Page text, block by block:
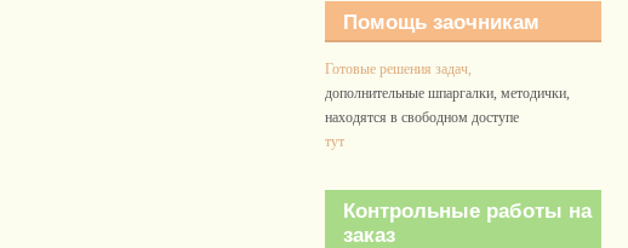
Помощь заочникам
Готовые решения задач,
дополнительные шпаргалки, методички,
находятся в свободном доступе
тут
Контрольные работы на
заказ